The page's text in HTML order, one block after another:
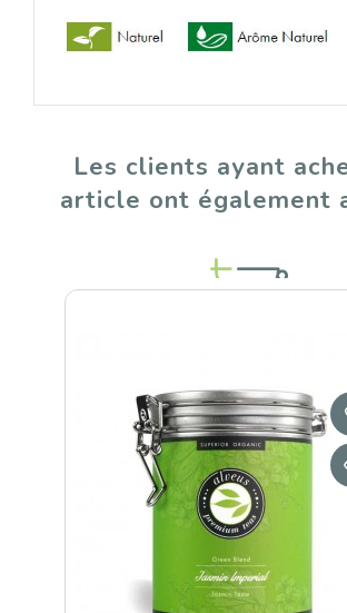
Les clients ayant
article ont également